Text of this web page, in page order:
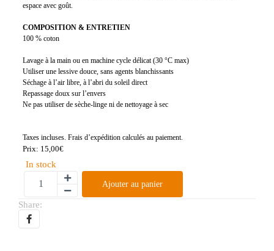
espace avec goût.
COMPOSITION & ENTRETIEN
100 % coton
Lavage à la main ou en machine cycle délicat (30 °C max)
Utiliser une lessive douce, sans agents blanchissants
Séchage à l’air libre, à l’abri du soleil direct
Repassage doux sur l’envers
Ne pas utiliser de sèche-linge ni de nettoyage à sec
Taxes incluses. Frais d’expédition calculés au paiement.
Prix: 15,00€
In stock
Ajouter au panier
Share: